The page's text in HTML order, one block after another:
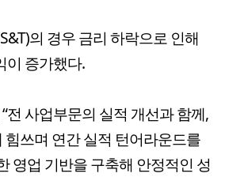
의 경우 금리 하락으로 인해
이 증가했다.
전 사업부문의 실적 개선과 함께,
쓰며 연간 실적 턴어라운드를
영업 기반을 구축해 안정적인 성